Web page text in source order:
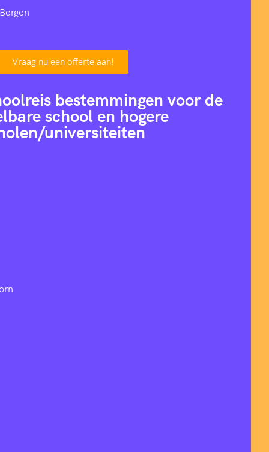
Vraag nu een offerte aan!
bestemmingen voor de
school en hogere
universiteiten